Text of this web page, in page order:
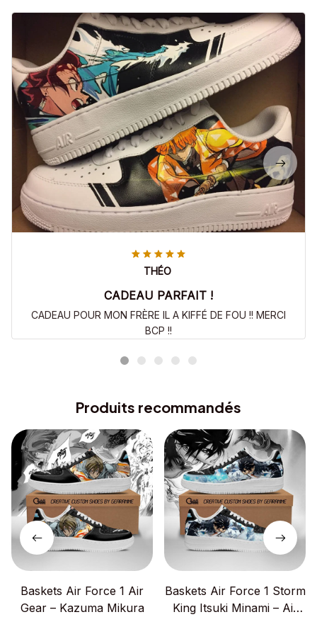
THÉO
CADEAU PARFAIT !
CADEAU POUR MON FRÈRE IL A KIFFÉ DE FOU !! MERCI
BCP !!
Produits recommandés
Baskets Air Force 1 Air
Gear – Kazuma Mikura
Baskets Air Force 1 Storm
King Itsuki Minami – Air